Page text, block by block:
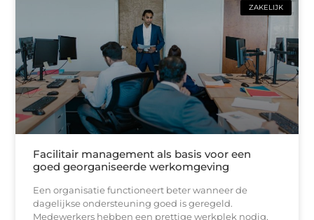
ZAKELIJK
Facilitair management als basis voor een
goed georganiseerde werkomgeving
Een organisatie functioneert beter wanneer de
dagelijkse ondersteuning goed is geregeld.
Medewerkers hebben een prettige werkplek nodig,